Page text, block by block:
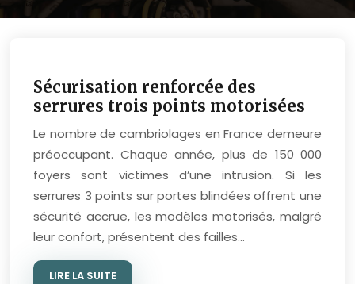
Sécurisation renforcée des
serrures trois points motorisées
Le nombre de cambriolages en France demeure
préoccupant. Chaque année, plus de 150 000
foyers sont victimes d’une intrusion. Si les
serrures 3 points sur portes blindées offrent une
sécurité accrue, les modèles motorisés, malgré
leur confort, présentent des failles…
LIRE LA SUITE